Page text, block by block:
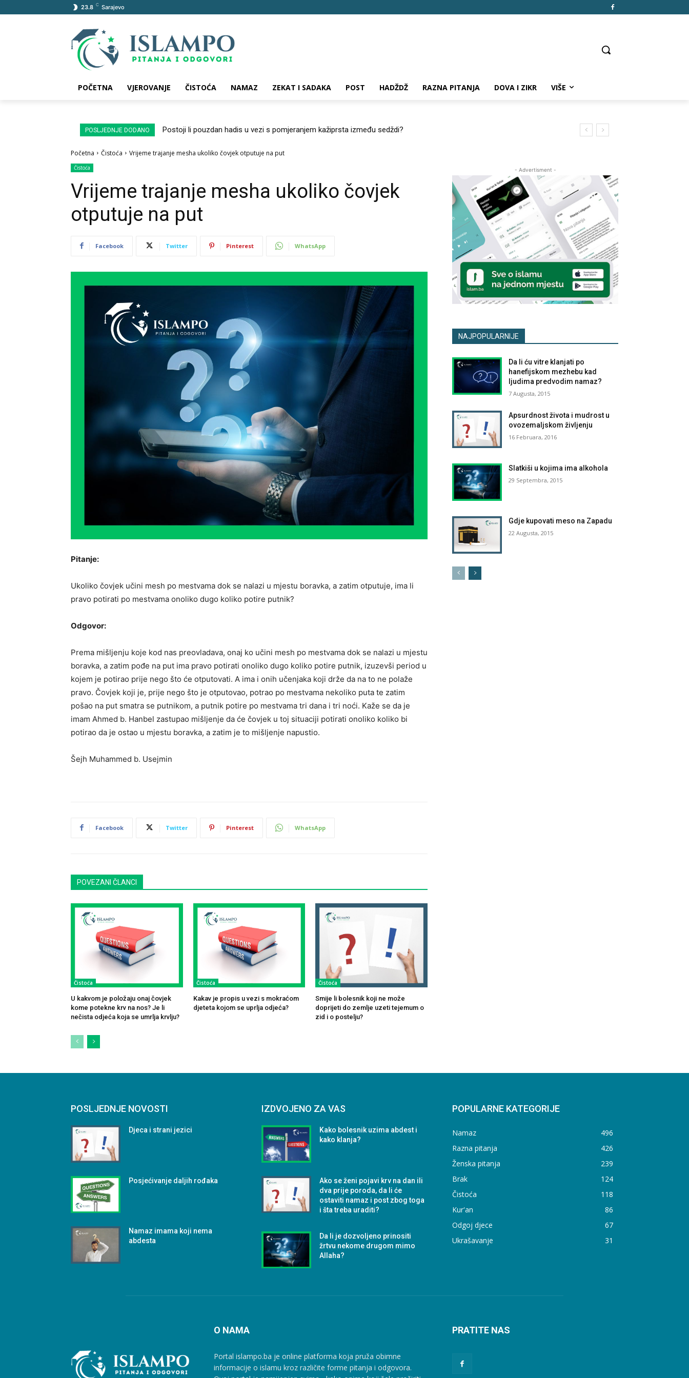
23.8 C Sarajevo
POČETNA VJEROVANJE ČISTOĆA NAMAZ ZEKAT I SADAKA POST HADŽDŽ RAZNA PITANJA DOVA I ZIKR VIŠE
POSLJEDNJE DODANO Postoji li pouzdan hadis u vezi s pomjeranjem kažiprsta između sedždi?
Početna Čistoća Vrijeme trajanje mesha ukoliko čovjek otputuje na put
Čistoća
Vrijeme trajanje mesha ukoliko čovjek
otputuje na put
Facebook Twitter Pinterest WhatsApp
Pitanje:
Ukoliko čovjek učini mesh po mestvama dok se nalazi u mjestu boravka, a zatim otputuje, ima li
pravo potirati po mestvama onoliko dugo koliko potire putnik?
Odgovor:
Prema mišljenju koje kod nas preovladava, onaj ko učini mesh po mestvama dok se nalazi u mjestu
boravka, a zatim pođe na put ima pravo potirati onoliko dugo koliko potire putnik, izuzevši period u
kojem je potirao prije nego što će otputovati. A ima i onih učenjaka koji drže da na to ne polaže
pravo. Čovjek koji je, prije nego što je otputovao, potrao po mestvama nekoliko puta te zatim
pošao na put smatra se putnikom, a putnik potire po mestvama tri dana i tri noći. Kaže se da je
imam Ahmed b. Hanbel zastupao mišljenje da će čovjek u toj situaciji potirati onoliko koliko bi
potirao da je ostao u mjestu boravka, a zatim je to mišljenje napustio.
Šejh Muhammed b. Usejmin
Facebook Twitter Pinterest WhatsApp
POVEZANI ČLANCI
Čistoća
U kakvom je položaju onaj čovjek
kome potekne krv na nos? Je li
nečista odjeća koja se umrlja krvlju?
Čistoća
Kakav je propis u vezi s mokraćom
djeteta kojom se uprlja odjeća?
Čistoća
Smije li bolesnik koji ne može
doprijeti do zemlje uzeti tejemum o
zid i o postelju?
- Advertisment -
NAJPOPULARNIJE
Da li ću vitre klanjati po
hanefijskom mezhebu kad
ljudima predvodim namaz?
7 Augusta, 2015
Apsurdnost života i mudrost u
ovozemaljskom življenju
16 Februara, 2016
Slatkiši u kojima ima alkohola
29 Septembra, 2015
Gdje kupovati meso na Zapadu
22 Augusta, 2015
POSLJEDNJE NOVOSTI
Djeca i strani jezici
Posjećivanje daljih rođaka
Namaz imama koji nema
abdesta
IZDVOJENO ZA VAS
Kako bolesnik uzima abdest i
kako klanja?
Ako se ženi pojavi krv na dan ili
dva prije poroda, da li će
ostaviti namaz i post zbog toga
i šta treba uraditi?
Da li je dozvoljeno prinositi
žrtvu nekome drugom mimo
Allaha?
POPULARNE KATEGORIJE
Namaz
496
Razna pitanja
426
Ženska pitanja
239
Brak
124
Čistoća
118
Kur'an
86
Odgoj djece
67
Ukrašavanje
31
O NAMA
Portal islampo.ba je online platforma koja pruža obimne
informacije o islamu kroz različite forme pitanja i odgovora.
PRATITE NAS